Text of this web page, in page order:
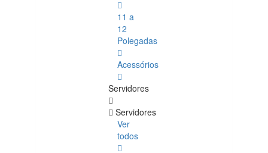
11 a
12
Polegadas
Acessórios
Servidores
Servidores
Ver
todos